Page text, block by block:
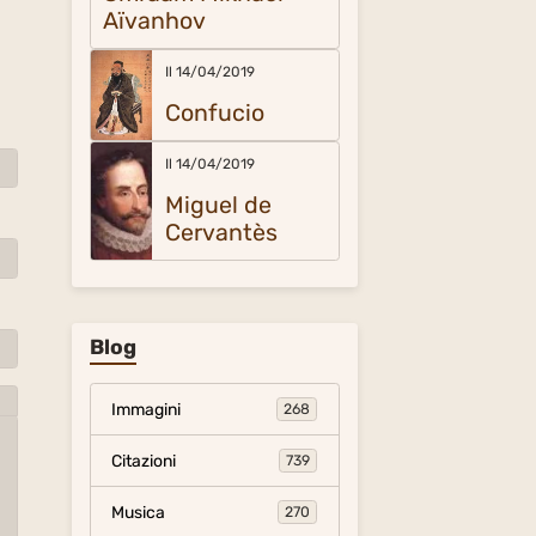
Aïvanhov
Il 14/04/2019
Confucio
Il 14/04/2019
Miguel de
Cervantès
Blog
Immagini 268
Citazioni 739
Musica 270